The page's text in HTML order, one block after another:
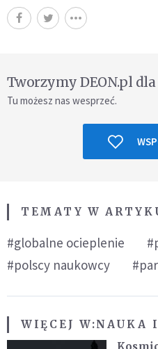
Tworzymy DEON.pl dla
Tu możesz nas wesprzeć.
TEMATY W
#globalne ocieplenie
#polscy naukowcy
WIĘCEJ W:NAUKA